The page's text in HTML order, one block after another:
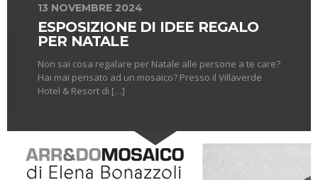
13 NOVEMBRE 2024
ESPOSIZIONE DI IDEE REGALO
PER NATALE
Non sai cosa regalare per Natale alle persone a te care?
Hai mai pensato ad un mosaico? Presso il Villaverde
Hotel & Resort di […]